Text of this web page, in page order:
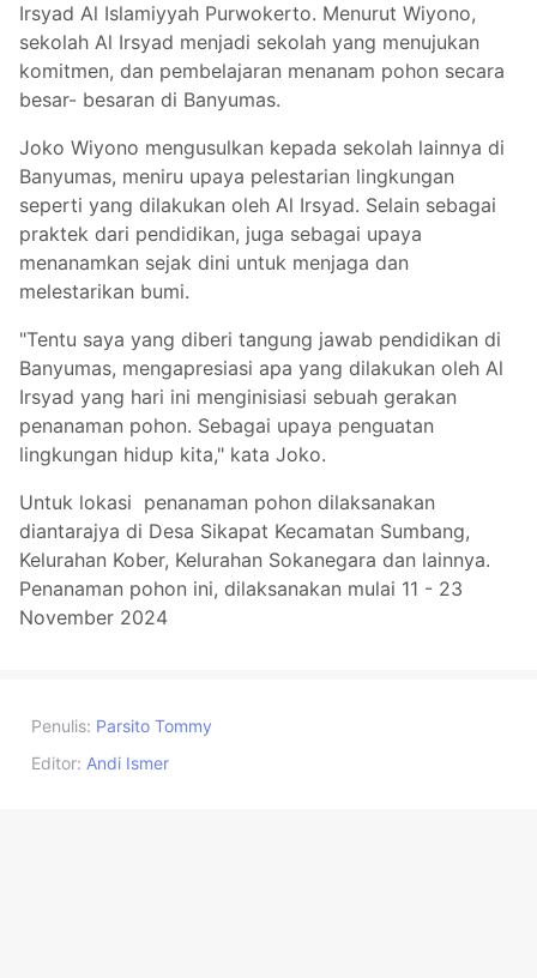
Irsyad Al Islamiyyah Purwokerto. Menurut Wiyono,
sekolah Al Irsyad menjadi sekolah yang menujukan
komitmen, dan pembelajaran menanam pohon secara
besar- besaran di Banyumas.
Joko Wiyono mengusulkan kepada sekolah lainnya di
Banyumas, meniru upaya pelestarian lingkungan
seperti yang dilakukan oleh Al Irsyad. Selain sebagai
praktek dari pendidikan, juga sebagai upaya
menanamkan sejak dini untuk menjaga dan
melestarikan bumi.
"Tentu saya yang diberi tangung jawab pendidikan di
Banyumas, mengapresiasi apa yang dilakukan oleh Al
Irsyad yang hari ini menginisiasi sebuah gerakan
penanaman pohon. Sebagai upaya penguatan
lingkungan hidup kita," kata Joko.
Untuk lokasi penanaman pohon dilaksanakan
diantarajya di Desa Sikapat Kecamatan Sumbang,
Kelurahan Kober, Kelurahan Sokanegara dan lainnya.
Penanaman pohon ini, dilaksanakan mulai 11 - 23
November 2024
Penulis: Parsito Tommy
Editor: Andi Ismer